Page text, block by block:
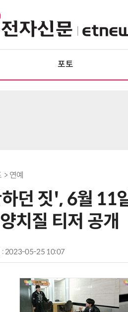
포토
> 연예
던 짓', 6월 11
치질 티저 공개
: 2023-05-25 10:07